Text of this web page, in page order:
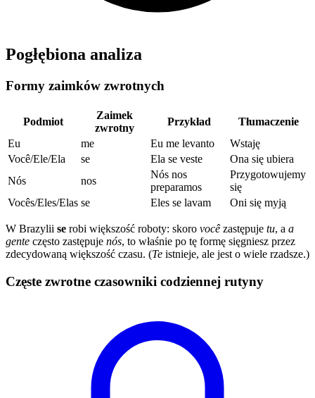
Pogłębiona analiza
Formy zaimków zwrotnych
Podmiot
Zaimek
zwrotny
Przykład
Tłumaczenie
Eu
me Eu me levanto
Wstaję
Você/Ele/Ela
se Ela se veste
Ona się ubiera
Nós
nos
Nós nos
preparamos
Przygotowujemy
się
Vocês/Eles/Elas se Eles se lavam Oni się myją
W Brazylii se robi większość roboty: skoro você zastępuje tu, a a
gente często zastępuje nós, to właśnie po tę formę sięgniesz przez
zdecydowaną większość czasu. (Te istnieje, ale jest o wiele rzadsze.)
Częste zwrotne czasowniki codziennej rutyny